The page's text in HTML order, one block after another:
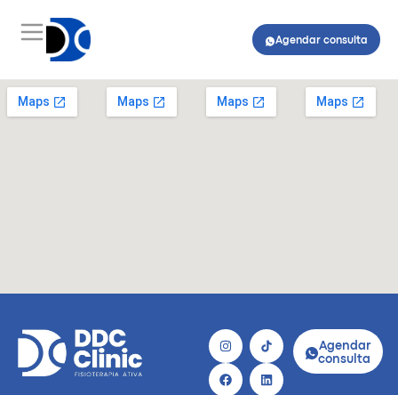
Agendar consulta
Agendar
consulta